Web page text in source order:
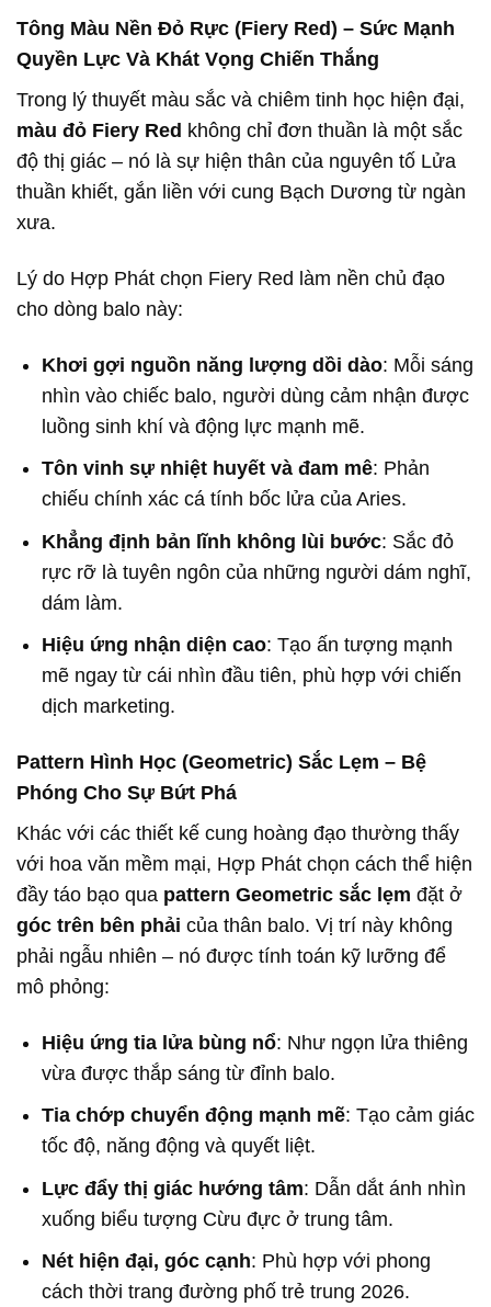
Tông Màu Nền Đỏ Rực (Fiery Red) – Sức Mạnh
Quyền Lực Và Khát Vọng Chiến Thắng
Trong lý thuyết màu sắc và chiêm tinh học hiện đại,
màu đỏ Fiery Red không chỉ đơn thuần là một sắc
độ thị giác – nó là sự hiện thân của nguyên tố Lửa
thuần khiết, gắn liền với cung Bạch Dương từ ngàn
xưa.
Lý do Hợp Phát chọn Fiery Red làm nền chủ đạo
cho dòng balo này:
Khơi gợi nguồn năng lượng dồi dào: Mỗi sáng
nhìn vào chiếc balo, người dùng cảm nhận được
luồng sinh khí và động lực mạnh mẽ.
Tôn vinh sự nhiệt huyết và đam mê: Phản
chiếu chính xác cá tính bốc lửa của Aries.
Khẳng định bản lĩnh không lùi bước: Sắc đỏ
rực rỡ là tuyên ngôn của những người dám nghĩ,
dám làm.
Hiệu ứng nhận diện cao: Tạo ấn tượng mạnh
mẽ ngay từ cái nhìn đầu tiên, phù hợp với chiến
dịch marketing.
Pattern Hình Học (Geometric) Sắc Lẹm – Bệ
Phóng Cho Sự Bứt Phá
Khác với các thiết kế cung hoàng đạo thường thấy
với hoa văn mềm mại, Hợp Phát chọn cách thể hiện
đầy táo bạo qua pattern Geometric sắc lẹm đặt ở
góc trên bên phải của thân balo. Vị trí này không
phải ngẫu nhiên – nó được tính toán kỹ lưỡng để
mô phỏng:
Hiệu ứng tia lửa bùng nổ: Như ngọn lửa thiêng
vừa được thắp sáng từ đỉnh balo.
Tia chớp chuyển động mạnh mẽ: Tạo cảm giác
tốc độ, năng động và quyết liệt.
Lực đẩy thị giác hướng tâm: Dẫn dắt ánh nhìn
xuống biểu tượng Cừu đực ở trung tâm.
Nét hiện đại, góc cạnh: Phù hợp với phong
cách thời trang đường phố trẻ trung 2026.